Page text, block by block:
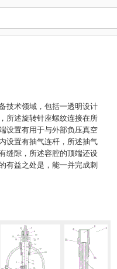
技术领域，包括一透明设计
所述旋转针座螺纹连接在所
设置有用于与外部负压真空
设置有抽气连杆，所述抽气
缝隙，所述容腔的顶端还设
有益之处是，能一并完成刺